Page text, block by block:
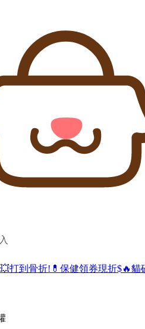
💥打到骨折! 💊保健領券現折$🔥貓